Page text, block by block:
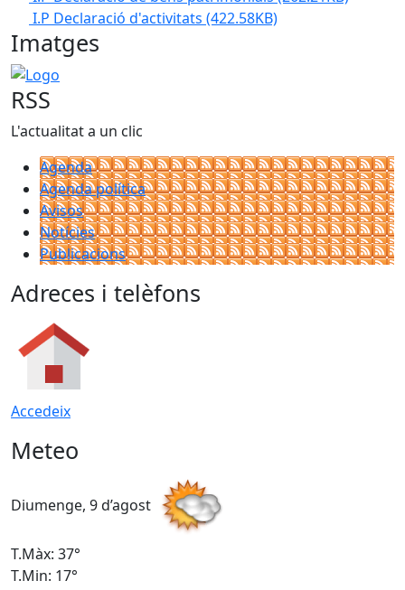
I.P Declaració d'activitats (422.58KB)
Imatges
Logo
RSS
L'actualitat a un clic
Agenda
Agenda política
Avisos
Notícies
Publicacions
Adreces i telèfons
Accedeix
Meteo
Diumenge, 9 d’agost
T.Màx: 37°
T.Min: 17°